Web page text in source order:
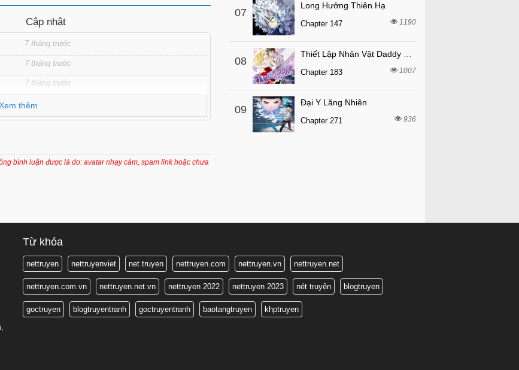
Cập nhật
7 tháng trước
7 tháng trước
7 tháng trước
thêm
bình luận được là do: avatar nhạy cảm, spam link hoặc chưa
07
Long Hưởng Thiên Hạ
Chapter 147 1190
08
Chapter 183 1007
09
Đại Y Lăng Nhiên
Chapter 271 936
Từ khóa
nettruyen nettruyenviet net truyen nettruyen.com nettruyen.vn nettruyen.net
nettruyen.com.vn nettruyen.net.vn nettruyen 2022 nettruyen 2023 nét truyện blogtruyen
goctruyen blogtruyentranh goctruyentranh baotangtruyen khptruyen